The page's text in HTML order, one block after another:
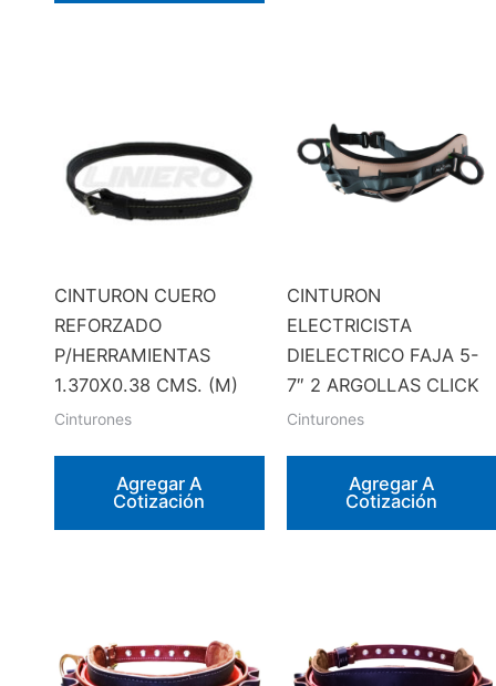
CINTURON CUERO
REFORZADO
P/HERRAMIENTAS
1.370X0.38 CMS. (M)
Cinturones
Agregar A
Cotización
CINTURON
ELECTRICISTA
DIELECTRICO FAJA 5-
7″ 2 ARGOLLAS CLICK
Cinturones
Agregar A
Cotización